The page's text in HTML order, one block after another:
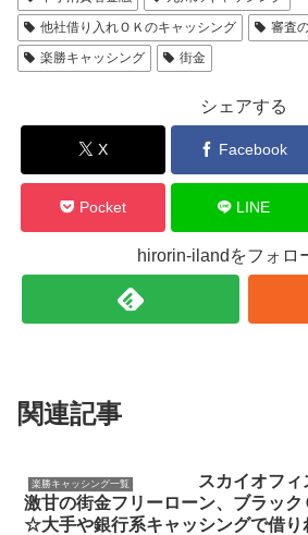
他社借り入れＯＫのキャッシング
審査
楽勝キャッシング
街金
シェアする
X Facebook
Pocket LINE
hirorin-ilandをフォロ
関連記事
楽勝キャッシング一覧
スカイオフ
激甘の街金フリーローン、ブラック
☆大手や銀行系キャッシングで借り